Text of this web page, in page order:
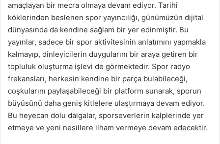
amaçlayan bir mecra olmaya devam ediyor. Tarihi
köklerinden beslenen spor yayıncılığı, günümüzün dijital
dünyasında da kendine sağlam bir yer edinmiştir. Bu
yayınlar, sadece bir spor aktivitesinin anlatımını yapmakla
kalmayıp, dinleyicilerin duygularını bir araya getiren bir
topluluk oluşturma işlevi de görmektedir. Spor radyo
frekansları, herkesin kendine bir parça bulabileceği,
coşkularını paylaşabileceği bir platform sunarak, sporun
büyüsünü daha geniş kitlelere ulaştırmaya devam ediyor.
Bu heyecan dolu dalgalar, sporseverlerin kalplerinde yer
etmeye ve yeni nesillere ilham vermeye devam edecektir.